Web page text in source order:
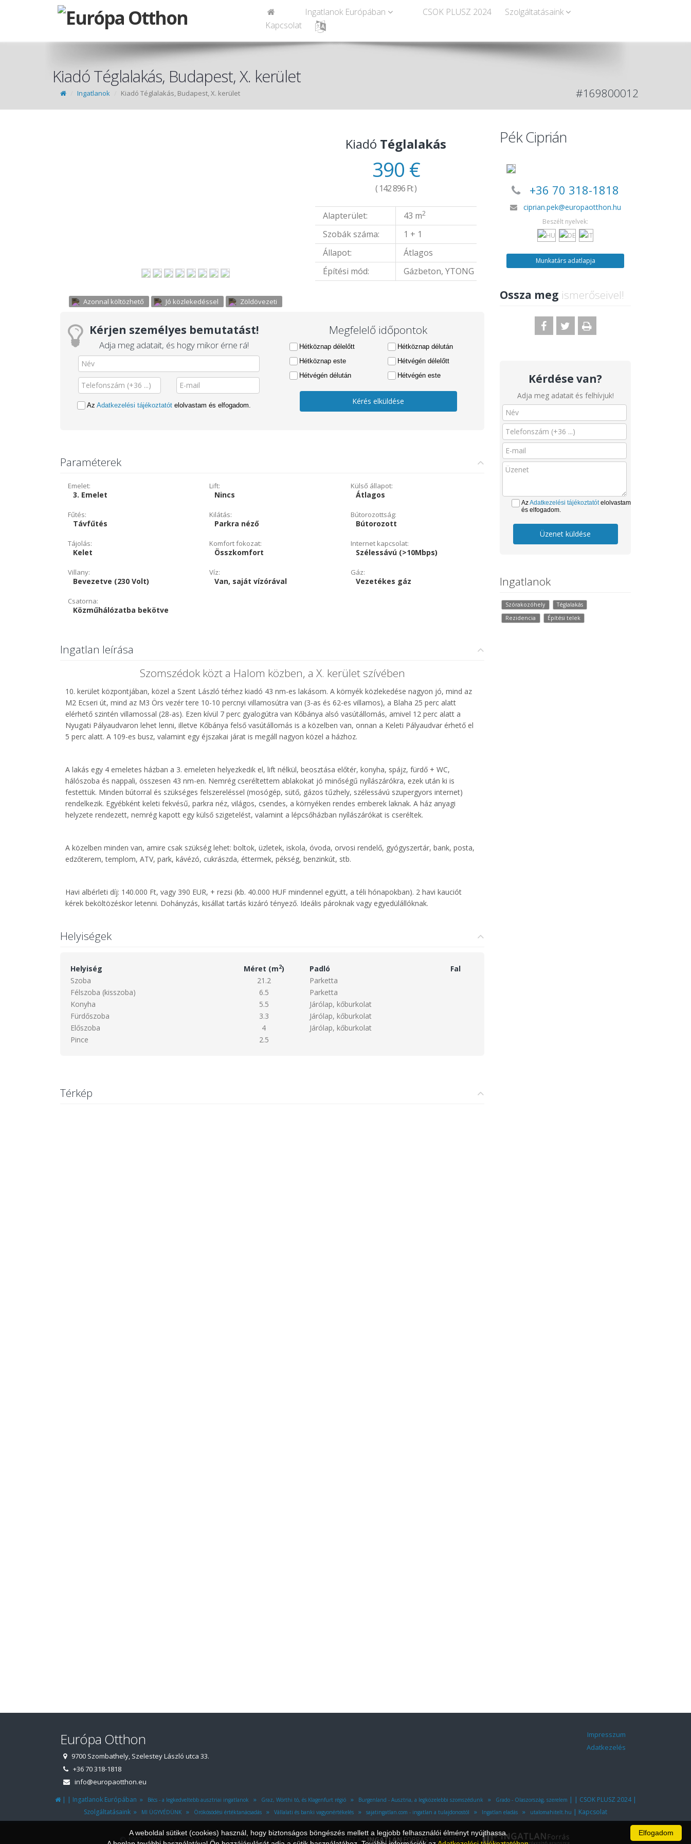
Ingatlanok Európában CSOK PLUSZ 2024
Szolgáltatásaink
Kapcsolat
Kiadó Téglalakás, Budapest, X. kerület
Ingatlanok Kiadó Téglalakás, Budapest, X. kerület #169800012
Kiadó Téglalakás
390 €
( 142 896 Ft )
Alapterület: 43 m2
Szobák száma:
1 + 1
Állapot:
Átlagos
Építési mód:
Gázbeton, YTONG
Azonnal költözhető Jó közlekedéssel Zöldövezeti
Kérjen személyes bemutatást!
Adja meg adatait, és hogy mikor érne rá!
Az Adatkezelési tájékoztatót elolvastam és elfogadom.
Megfelelő időpontok
Hétköznap délelőtt
Hétköznap délután
Hétköznap este
Hétvégén délelőtt
Hétvégén délután
Hétvégén este
Kérés elküldése
Paraméterek
Emelet:
3. Emelet
Lift:
Nincs
Külső állapot:
Átlagos
Fűtés:
Távfűtés
Kilátás:
Parkra néző
Bútorozottság:
Bútorozott
Tájolás:
Kelet
Komfort fokozat:
Összkomfort
Internet kapcsolat:
Szélessávú (>10Mbps)
Villany:
Bevezetve (230 Volt)
Víz:
Van, saját vízórával
Gáz:
Vezetékes gáz
Csatorna:
Közműhálózatba bekötve
Ingatlan leírása
Szomszédok közt a Halom közben, a X. kerület szívében
10. kerület központjában, közel a Szent László térhez kiadó 43 nm-es lakásom. A környék közlekedése nagyon jó, mind az
M2 Ecseri út, mind az M3 Örs vezér tere 10-10 percnyi villamosútra van (3-as és 62-es villamos), a Blaha 25 perc alatt
elérhető szintén villamossal (28-as). Ezen kívül 7 perc gyalogútra van Kőbánya alsó vasútállomás, amivel 12 perc alatt a
Nyugati Pályaudvaron lehet lenni, illetve Kőbánya felső vasútállomás is a közelben van, onnan a Keleti Pályaudvar érhető el
5 perc alatt. A 109-es busz, valamint egy éjszakai járat is megáll nagyon közel a házhoz.
A lakás egy 4 emeletes házban a 3. emeleten helyezkedik el, lift nélkül, beosztása előtér, konyha, spájz, fürdő + WC,
hálószoba és nappali, összesen 43 nm-en. Nemrég cseréltettem ablakokat jó minőségű nyílászárókra, ezek után ki is
festettük. Minden bútorral és szükséges felszereléssel (mosógép, sütő, gázos tűzhely, szélessávú szupergyors internet)
rendelkezik. Egyébként keleti fekvésű, parkra néz, világos, csendes, a környéken rendes emberek laknak. A ház anyagi
helyzete rendezett, nemrég kapott egy külső szigetelést, valamint a lépcsőházban nyílászárókat is cseréltek.
A közelben minden van, amire csak szükség lehet: boltok, üzletek, iskola, óvoda, orvosi rendelő, gyógyszertár, bank, posta,
edzőterem, templom, ATV, park, kávézó, cukrászda, éttermek, pékség, benzinkút, stb.
Havi albérleti díj: 140.000 Ft, vagy 390 EUR, + rezsi (kb. 40.000 HUF mindennel együtt, a téli hónapokban). 2 havi kauciót
kérek beköltözéskor letenni. Dohányzás, kisállat tartás kizáró tényező. Ideális pároknak vagy egyedülállóknak.
Helyiségek
Helyiség Méret (m2) Padló
Fal
Szoba
21.2
Parketta
Félszoba (kisszoba)
6.5
Parketta
Konyha
5.5
Járólap, kőburkolat
Fürdőszoba
3.3
Járólap, kőburkolat
Előszoba
4
Járólap, kőburkolat
Pince
2.5
Térkép
Pék Ciprián
+36 70 318-1818
ciprian.pek@europaotthon.hu
Beszélt nyelvek:
Munkatárs adatlapja
Ossza meg ismerőseivel!
Kérdése van?
Adja meg adatait és felhívjuk!
AzAdatkezelési tájékoztatótelolvastam
és elfogadom.
Üzenet küldése
Ingatlanok
Szórakozóhely
Téglalakás
Rezidencia
Építési telek
Európa Otthon
9700 Szombathely, Szelestey László utca 33.
+36 70 318-1818
info@europaotthon.eu
Impresszum
Adatkezelés
| | Ingatlanok Európában » Bécs - a legkedveltebb ausztriai ingatlanok » Graz, Wörthi tó, és Klagenfurt régió» Burgenland - Ausztria, a legközelebbi szomszédunk » Grado - Olaszország, szerelem | | CSOK PLUSZ 2024|
Szolgáltatásaink » MI ÜGYVÉDÜNK » Örökösödési értéktanácsadás » Vállalati és banki vagyonértékelés » sajatingatlan.com - ingatlan a tulajdonostól » Ingatlan eladás » utalomahitelt.hu | Kapcsolat
© 1997 - 2026 AZ INGATLANIRODA WEBOLDALÁT ÉS ÜGYVITELI RENDSZERÉT AZINGATLAN FORRÁS BIZTOSÍTJA.
Elfogadom
A weboldal sütiket (cookies) használ, hogy biztonságos böngészés mellett a legjobb felhasználói élményt nyújthassa.